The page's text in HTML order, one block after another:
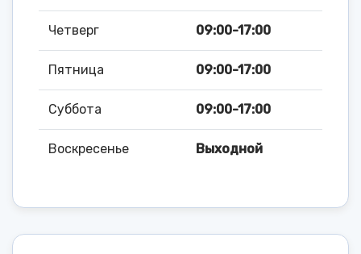
Четверг 09:00-17:00
Пятница 09:00-17:00
Суббота 09:00-17:00
Воскресенье Выходной